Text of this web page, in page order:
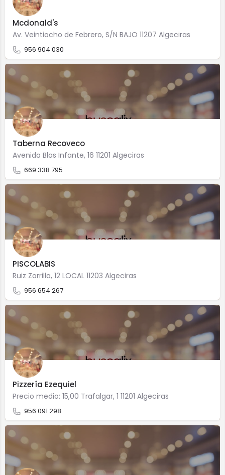
Mcdonald's
Av. Veintiocho de Febrero, S/N BAJO 11207 Algeciras
956 904 030
Taberna Recoveco
Avenida Blas Infante, 16 11201 Algeciras
669 338 795
PISCOLABIS
Ruiz Zorrilla, 12 LOCAL 11203 Algeciras
956 654 267
Pizzería Ezequiel
Precio medio: 15,00 Trafalgar, 1 11201 Algeciras
956 091 298